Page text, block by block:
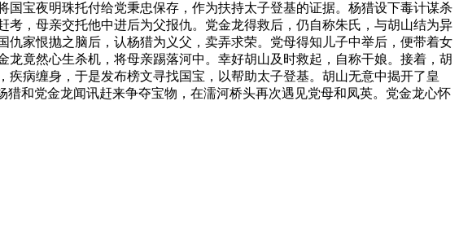
宝夜明珠托付给党秉忠保存，作为扶持太子登基的证据。杨猎设下毒计谋杀
，母亲交托他中进后为父报仇。党金龙得救后，仍自称朱氏，与胡山结为异
家恨抛之脑后，认杨猎为义父，卖弄求荣。党母得知儿子中举后，便带着女
竟然心生杀机，将母亲踢落河中。幸好胡山及时救起，自称干娘。接着，胡
病缠身，于是发布榜文寻找国宝，以帮助太子登基。胡山无意中揭开了皇
和党金龙闻讯赶来争夺宝物，在濡河桥头再次遇见党母和凤英。党金龙心怀